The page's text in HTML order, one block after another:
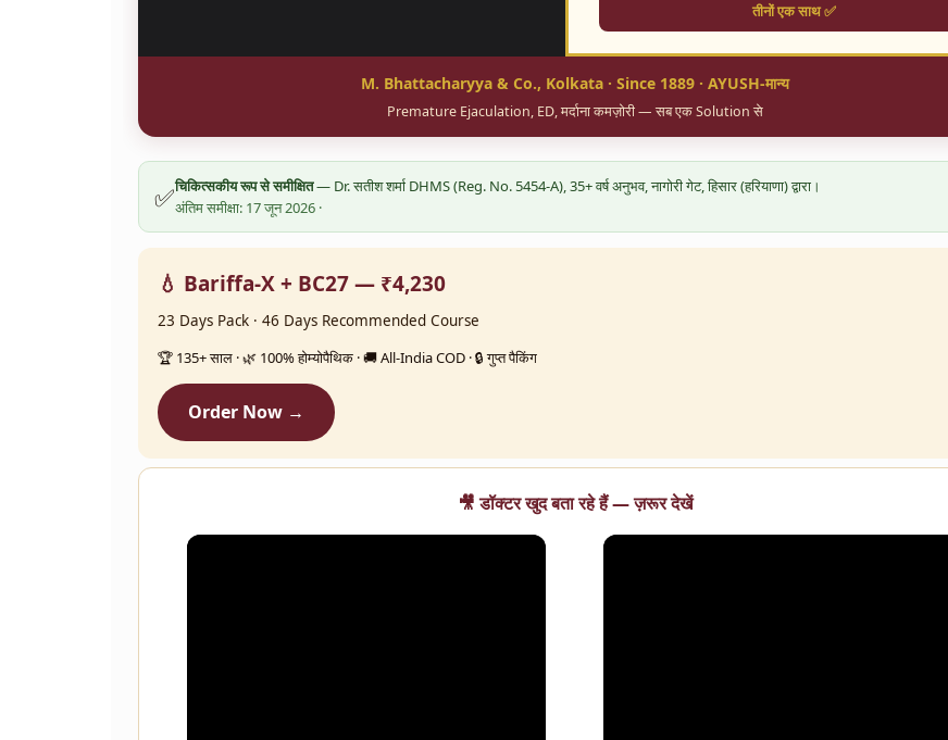
तीनों एक साथ ✅
M. Bhattacharyya & Co., Kolkata · Since 1889 · AYUSH-मान्य
Premature Ejaculation, ED, मर्दाना कमज़ोरी — सब एक Solution से
✅चिकित्सकीय रूप से समीक्षित— Dr. सतीश शर्मा DHMS (Reg. No. 5454-A), 35+ वर्ष अनुभव, नागोरी गेट, हिसार (हरियाणा) द्वारा।
अंतिम समीक्षा: 17 जून 2026 ·
💧 Bariffa-X + BC27 — ₹4,230
23 Days Pack · 46 Days Recommended Course
🏆 135+ साल · 🌿 100% होम्योपैथिक · 🚚 All-India COD · 🔒 गुप्त पैकिंग
Order Now →
🎥 डॉक्टर खुद बता रहे हैं — ज़रूर देखें